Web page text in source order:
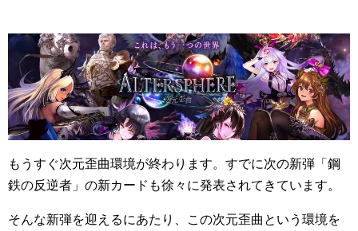
もうすぐ次元歪曲環境が終わります。すでに次の新弾「鋼
鉄の反逆者」の新カードも徐々に発表されてきています。
そんな新弾を迎えるにあたり、この次元歪曲という環境を